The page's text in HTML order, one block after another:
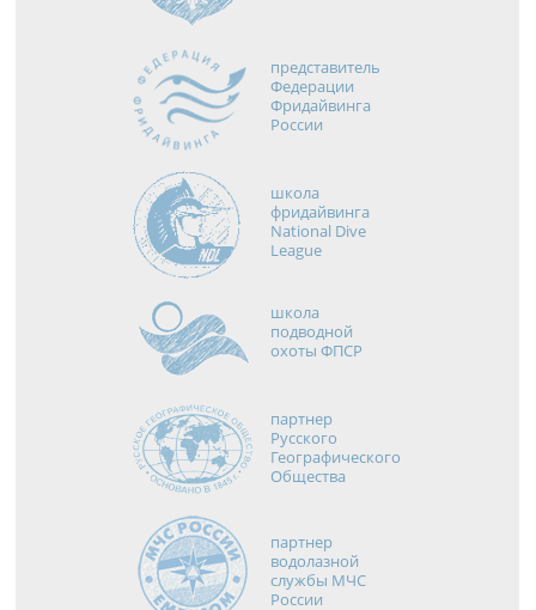
представитель
Федерации
Фридайвинга
России
школа
фридайвинга
National Dive
League
школа
подводной
охоты ФПСР
партнер
Русского
Географического
Общества
партнер
водолазной
службы МЧС
России